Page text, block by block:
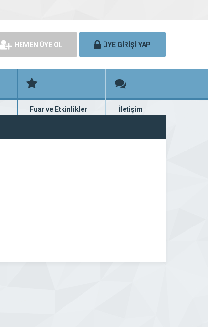
HEMEN ÜYE OL ÜYE GİRİŞİ YAP
Fuar ve Etkinlikler
Fuar ve etkinlik planları
İletişim
Bize ulaşın